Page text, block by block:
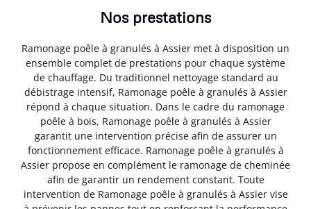
Nos prestations
Ramonage poêle à granulés à Assier met à disposition un
ensemble complet de prestations pour chaque système
de chauffage. Du traditionnel nettoyage standard au
débistrage intensif, Ramonage poêle à granulés à Assier
répond à chaque situation. Dans le cadre du ramonage
poêle à bois, Ramonage poêle à granulés à Assier
garantit une intervention précise afin de assurer un
fonctionnement efficace. Ramonage poêle à granulés à
Assier propose en complément le ramonage de cheminée
afin de garantir un rendement constant. Toute
intervention de Ramonage poêle à granulés à Assier vise